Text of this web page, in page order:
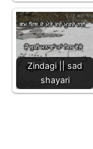
Zindagi || sad
shayari